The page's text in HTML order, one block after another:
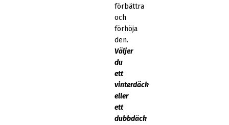
förbättra
och
förhöja
den.
Väljer
du
ett
vinterdäck
eller
ett
dubbdäck